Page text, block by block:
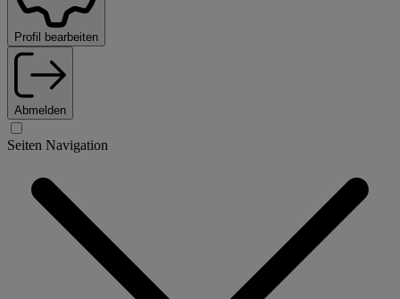
Profil bearbeiten
Abmelden
Seiten Navigation